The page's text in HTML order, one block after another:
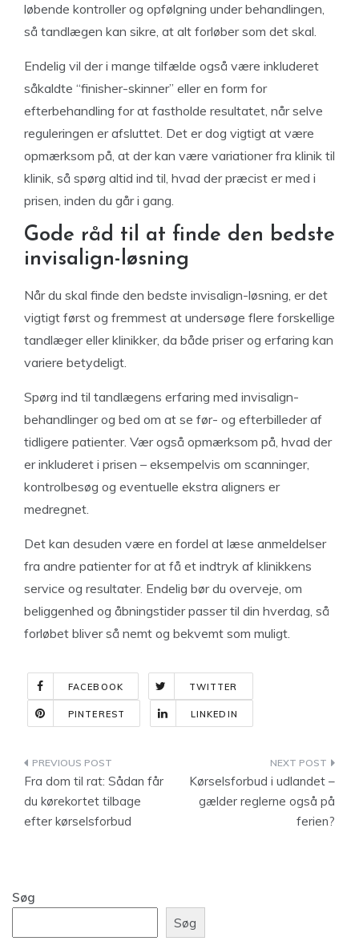
løbende kontroller og opfølgning under behandlingen,
så tandlægen kan sikre, at alt forløber som det skal.
Endelig vil der i mange tilfælde også være inkluderet
såkaldte “finisher-skinner” eller en form for
efterbehandling for at fastholde resultatet, når selve
reguleringen er afsluttet. Det er dog vigtigt at være
opmærksom på, at der kan være variationer fra klinik til
klinik, så spørg altid ind til, hvad der præcist er med i
prisen, inden du går i gang.
Gode råd til at finde den bedste
invisalign-løsning
Når du skal finde den bedste invisalign-løsning, er det
vigtigt først og fremmest at undersøge flere forskellige
tandlæger eller klinikker, da både priser og erfaring kan
variere betydeligt.
Spørg ind til tandlægens erfaring med invisalign-
behandlinger og bed om at se før- og efterbilleder af
tidligere patienter. Vær også opmærksom på, hvad der
er inkluderet i prisen – eksempelvis om scanninger,
kontrolbesøg og eventuelle ekstra aligners er
medregnet.
Det kan desuden være en fordel at læse anmeldelser
fra andre patienter for at få et indtryk af klinikkens
service og resultater. Endelig bør du overveje, om
beliggenhed og åbningstider passer til din hverdag, så
forløbet bliver så nemt og bekvemt som muligt.
FACEBOOK TWITTER
PINTEREST LINKEDIN
Indlægsnavigation
Fra dom til rat: Sådan får
du kørekortet tilbage
efter kørselsforbud
Kørselsforbud i udlandet –
gælder reglerne også på
ferien?
Søg
Søg